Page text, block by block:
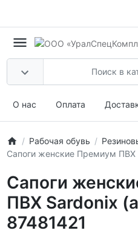
О нас Оплата
Рабочая обувь
Сапоги женские Премиум ПВХ
Сапоги
ПВХ Sardonix
87481421